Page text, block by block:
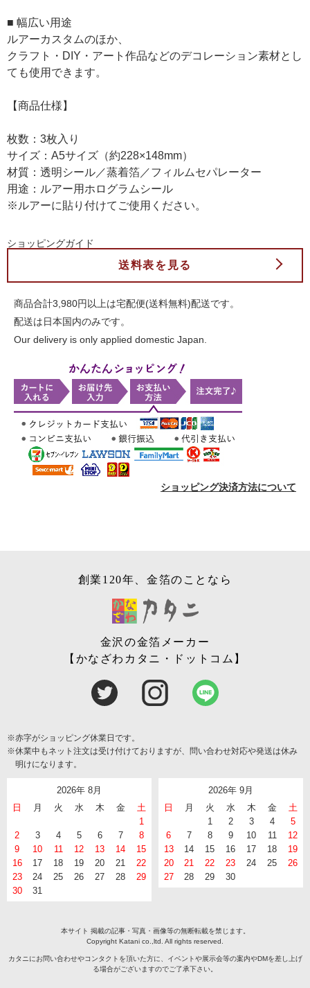
■ 幅広い用途
ルアーカスタムのほか、
クラフト・DIY・アート作品などのデコレーション素材とし
ても使用できます。
【商品仕様】
枚数：3枚入り
サイズ：A5サイズ（約228×148mm）
材質：透明シール／蒸着箔／フィルムセパレーター
用途：ルアー用ホログラムシール
※ルアーに貼り付けてご使用ください。
ショッピングガイド
送料表を見る
商品合計3,980円以上は宅配便(送料無料)配送です。
配送は日本国内のみです。
Our delivery is only applied domestic Japan.
ショッピング決済方法について
創業120年、金箔のことなら
金沢の金箔メーカー
【かなざわカタニ・ドットコム】
※赤字がショッピング休業日です。
※休業中もネット注文は受け付けておりますが、問い合わせ対応や発送は休み
明けになります。
2026年 8月
日
月 火 水 木 金
土
1
2
3 4 5 6 7
8
9
10 11 12 13 14
15
16
17 18 19 20 21
22
23
24 25 26 27 28
29
30
31
2026年 9月
日
月 火 水 木 金
土
1
2 3 4
5
6
7 8 9 10 11
12
13
14 15 16 17 18
19
20
21 22 23 24 25
26
27
28 29 30
本サイト 掲載の記事・写真・画像等の無断転載を禁じます。
Copyright Katani co.,ltd. All rights reserved.
カタニにお問い合わせやコンタクトを頂いた方に、イベントや展示会等の案内やDMを差し上げ
る場合がございますのでご了承下さい。